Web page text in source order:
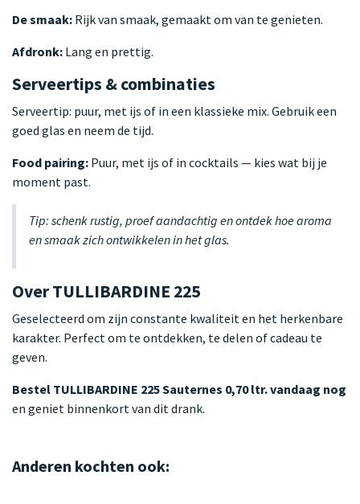
De smaak: Rijk van smaak, gemaakt om van te genieten.
Afdronk: Lang en prettig.
Serveertips & combinaties
Serveertip: puur, met ijs of in een klassieke mix. Gebruik een
goed glas en neem de tijd.
Food pairing: Puur, met ijs of in cocktails — kies wat bij je
moment past.
Tip: schenk rustig, proef aandachtig en ontdek hoe aroma
en smaak zich ontwikkelen in het glas.
Over TULLIBARDINE 225
Geselecteerd om zijn constante kwaliteit en het herkenbare
karakter. Perfect om te ontdekken, te delen of cadeau te
geven.
Bestel TULLIBARDINE 225 Sauternes 0,70 ltr. vandaag nog
en geniet binnenkort van dit drank.
Anderen kochten ook: